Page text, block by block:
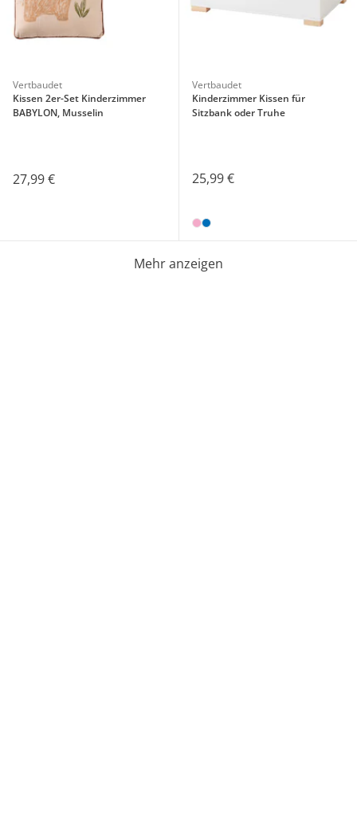
Vertbaudet
Kissen 2er-Set Kinderzimmer
BABYLON, Musselin
27,99 €
Vertbaudet
Kinderzimmer Kissen für
Sitzbank oder Truhe
25,99 €
Mehr anzeigen